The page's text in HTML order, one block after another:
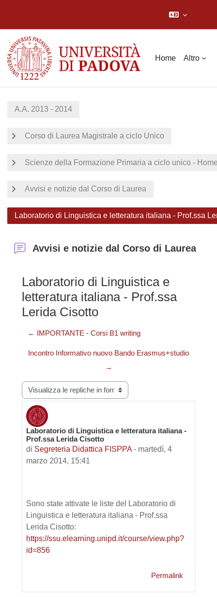
Home Altro
A.A. 2013 - 2014
Corso di Laurea Magistrale a ciclo Unico
Scienze della Formazione Primaria a ciclo unico -
Avvisi e notizie dal Corso di Laurea
Laboratorio di Linguistica e letteratura italiana - Prof.ssa
Avvisi e notizie dal Corso di Laurea
Laboratorio di Linguistica e
letteratura italiana - Prof.ssa
Lerida Cisotto
← IMPORTANTE - Corsi B1 writing
Incontro Informativo nuovo Bando Erasmus+studio
→
Modalità visualizzazione
Laboratorio di Linguistica e letteratura italiana -
Prof.ssa Lerida Cisotto
di Segreteria Didattica FISPPA - martedì, 4
marzo 2014, 15:41
Numero di risposte: 0
Sono state attivate le liste del Laboratorio di
Linguistica e letteratura italiana - Prof.ssa
Lerida Cisotto:
https://ssu.elearning.unipd.it/course/view.php?
id=856
Permalink